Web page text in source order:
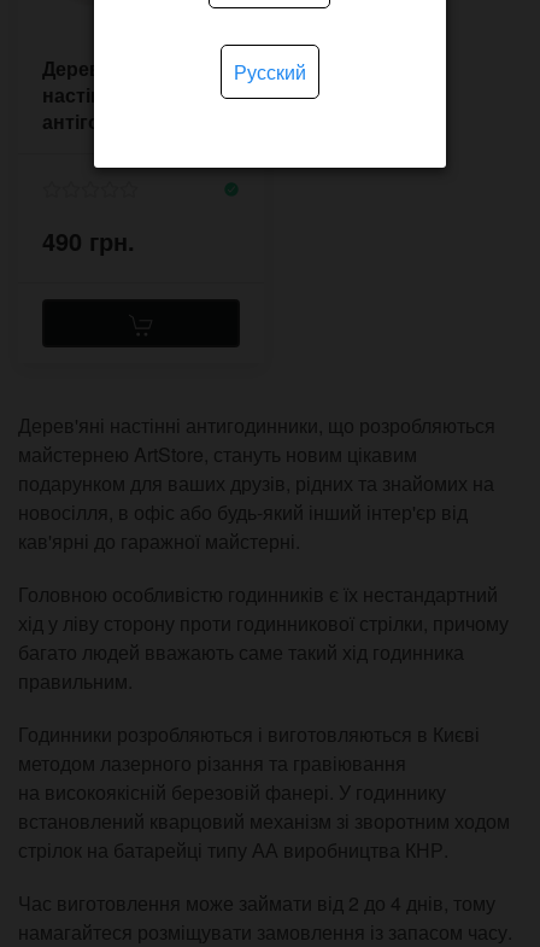
Дерев'яний
настінний
антігодинник Венге
490 грн.
Дерев'яні настінні антигодинники, що розробляються
майстернею ArtStore, стануть новим цікавим
подарунком для ваших друзів, рідних та знайомих на
новосілля, в офіс або будь-який інший інтер'єр від
кав'ярні до гаражної майстерні.
Головною особливістю годинників є їх нестандартний
хід у ліву сторону проти годинникової стрілки, причому
багато людей вважають саме такий хід годинника
правильним.
Годинники розробляються і виготовляються в Києві
методом лазерного різання та гравіювання
на високоякісній березовій фанері. У годиннику
встановлений кварцовий механізм зі зворотним ходом
стрілок на батарейці типу АА виробництва КНР.
Час виготовлення може займати від 2 до 4 днів, тому
намагайтеся розміщувати замовлення із запасом часу.
Русский